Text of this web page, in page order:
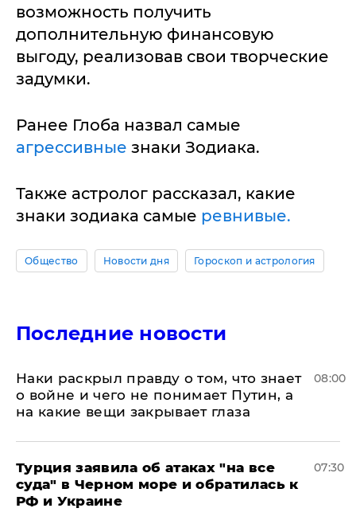
возможность получить
дополнительную финансовую
выгоду, реализовав свои творческие
задумки.
Ранее Глоба назвал самые
агрессивные знаки Зодиака.
Также астролог рассказал, какие
знаки зодиака самые ревнивые.
Общество Новости дня Гороскоп и астрология
Последние новости
Наки раскрыл правду о том, что знает
о войне и чего не понимает Путин, а
на какие вещи закрывает глаза
08:00
Турция заявила об атаках "на все
суда" в Черном море и обратилась к
РФ и Украине
07:30